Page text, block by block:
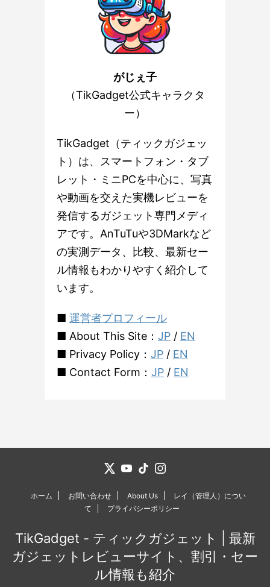
がじぇ子
（TikGadget公式キャラクタ
ー）
TikGadget（ティックガジェッ
ト）は、スマートフォン・タブ
レット・ミニPCを中心に、写真
や動画を交えた実機レビューを
発信するガジェット専門メディ
アです。AnTuTuや3DMarkなど
の実測データ、比較、最新セー
ル情報もわかりやすく紹介して
います。
■ 運営者プロフィール
■ About This Site： JP / EN
■ Privacy Policy： JP / EN
■ Contact Form： JP / EN
ホーム お問い合わせ About Us
レイ（管理人）につい
て
プライバシーポリシー
TikGadget - ティックガジェット | 最新
ガジェットレビューサイト、割引・セー
ル情報も紹介